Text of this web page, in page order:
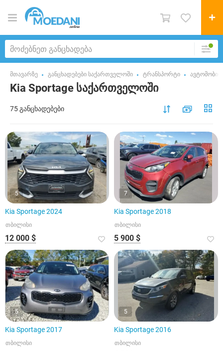
მთავარზე განცხადებები საქართველოში ტრანსპორტი
Kia Sportage საქართველოში
75 განცხადებები
5
Kia Sportage 2024
თბილისი
12 000 $
7
Kia Sportage 2018
თბილისი
5 900 $
5
Kia Sportage 2017
თბილისი
5
Kia Sportage 2016
თბილისი